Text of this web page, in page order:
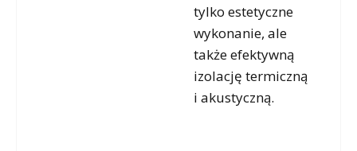
tylko estetyczne
wykonanie, ale
także efektywną
izolację termiczną
i akustyczną.